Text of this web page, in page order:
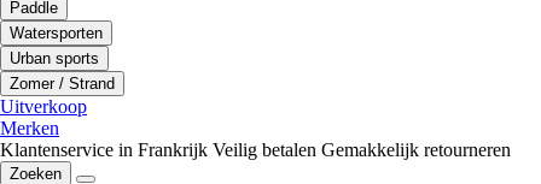
Paddle
Watersporten
Urban sports
Zomer / Strand
Uitverkoop
Merken
Klantenservice in Frankrijk Veilig betalen Gemakkelijk retourneren
Zoeken